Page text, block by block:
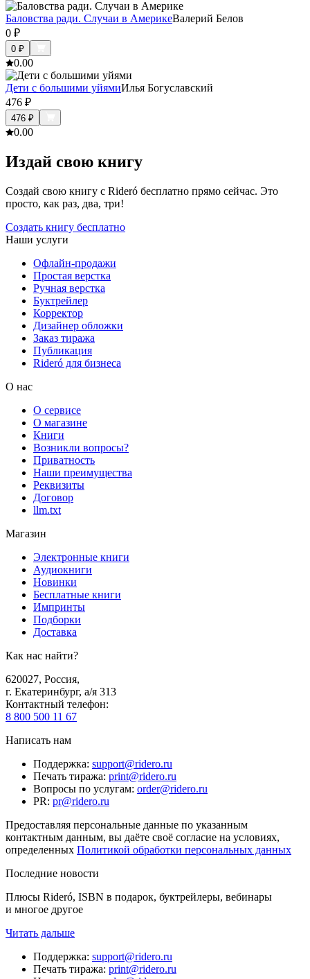
Баловства ради. Случаи в АмерикеВалерий Белов
0 ₽
0 ₽
0.00
Дети с большими уйямиИлья Богуславский
476 ₽
476 ₽
0.00
Издай свою книгу
Создай свою книгу с Rideró бесплатно прямо сейчас. Это
просто, как раз, два, три!
Создать книгу бесплатно
Наши услуги
Офлайн-продажи
Простая верстка
Ручная верстка
Буктрейлер
Корректор
Дизайнер обложки
Заказ тиража
Публикация
Rideró для бизнеса
О нас
О сервисе
О магазине
Книги
Возникли вопросы?
Приватность
Наши преимущества
Реквизиты
Договор
llm.txt
Магазин
Электронные книги
Аудиокниги
Новинки
Бесплатные книги
Импринты
Подборки
Доставка
Как нас найти?
620027, Россия,
г. Екатеринбург, а/я 313
Контактный телефон:
8 800 500 11 67
Написать нам
Поддержка: support@ridero.ru
Печать тиража: print@ridero.ru
Вопросы по услугам: order@ridero.ru
PR: pr@ridero.ru
Предоставляя персональные данные по указанным
контактным данным, вы даёте своё согласие на условиях,
определенных Политикой обработки персональных данных
Последние новости
Плюсы Rideró, ISBN в подарок, буктрейлеры, вебинары
и многое другое
Читать дальше
Поддержка: support@ridero.ru
Печать тиража: print@ridero.ru